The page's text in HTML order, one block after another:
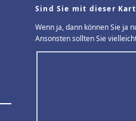
Sind Sie mit dieser
Wenn ja, dann können Sie ja
Ansonsten sollten Sie